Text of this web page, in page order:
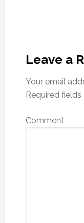
Leave a
Your email
Required
Comment